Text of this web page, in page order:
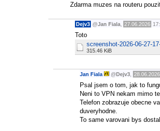
Zdarma muzes na routeru
Dejv3 @Jan Fiala 27.06.2026
Toto
screenshot-2026-06-27-
315.46 KiB
Jan Fiala @ Dejv3 28.06.2026
Psal jsem o tom, jak to
Neni to VPN nekam mimo
Telefon zobrazuje obecne
duveryhodne.
To same varovani bys